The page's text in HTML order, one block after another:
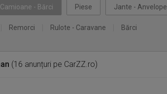
Camioane - Bărci Piese Jante - Anvelope
Remorci Rulote - Caravane Bărci
(16 anunțuri pe CarZZ.ro)